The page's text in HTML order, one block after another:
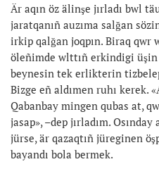
Är aqın öz älinşe jırladı bwl
jaratqanıñ auzıma salğan
irkip qalğan joqpın. Biraq qwr
öleñimde wlttıñ erkindigi üşin
beynesin tek erlikterin
Bizge eñ aldımen ruhı kerek.
Qabanbay mingen qubas at,
jasap», –dep jırladım. Osınday
jürse, är qazaqtıñ jüreginen
bayandı bola bermek.